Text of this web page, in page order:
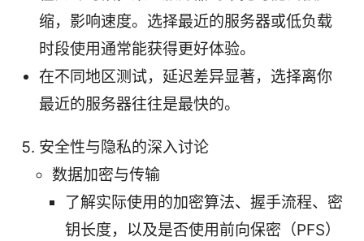
缩，影响速度。选择最近的服务器或低负载
时段使用通常能获得更好体验。
在不同地区测试，延迟差异显著，选择离你
最近的服务器往往是最快的。
安全性与隐私的深入讨论
数据加密与传输
了解实际使用的加密算法、握手流程、密
钥长度，以及是否使用前向保密（PFS）